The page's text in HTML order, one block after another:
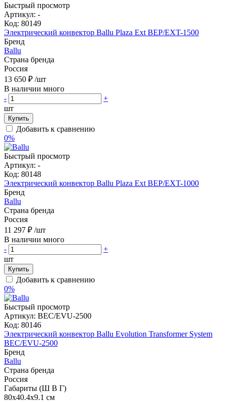
Быстрый просмотр
Артикул: -
Код: 80149
Электрический конвектор Ballu Plaza Ext BEP/EXT-1500
Бренд
Ballu
Страна бренда
Россия
13 650 ₽ /шт
В наличии много
-
+
шт
Купить
Добавить к сравнению
0%
Быстрый просмотр
Артикул: -
Код: 80148
Электрический конвектор Ballu Plaza Ext BEP/EXT-1000
Бренд
Ballu
Страна бренда
Россия
11 297 ₽ /шт
В наличии много
-
+
шт
Купить
Добавить к сравнению
0%
Быстрый просмотр
Артикул: BEC/EVU-2500
Код: 80146
Электрический конвектор Ballu Evolution Transformer System
BEC/EVU-2500
Бренд
Ballu
Страна бренда
Россия
Габариты (Ш В Г)
80x40.4x9.1 см